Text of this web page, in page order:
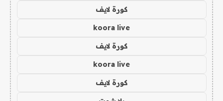
كورة لايف
koora live
كورة لايف
koora live
كورة لايف